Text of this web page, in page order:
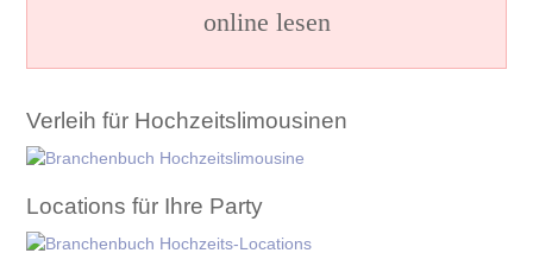
online lesen
Verleih für Hochzeitslimousinen
Locations für Ihre Party